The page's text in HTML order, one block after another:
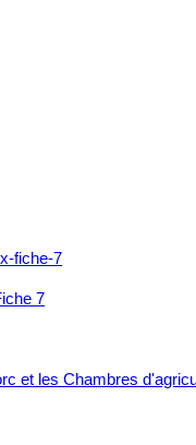
7
et les Chambres